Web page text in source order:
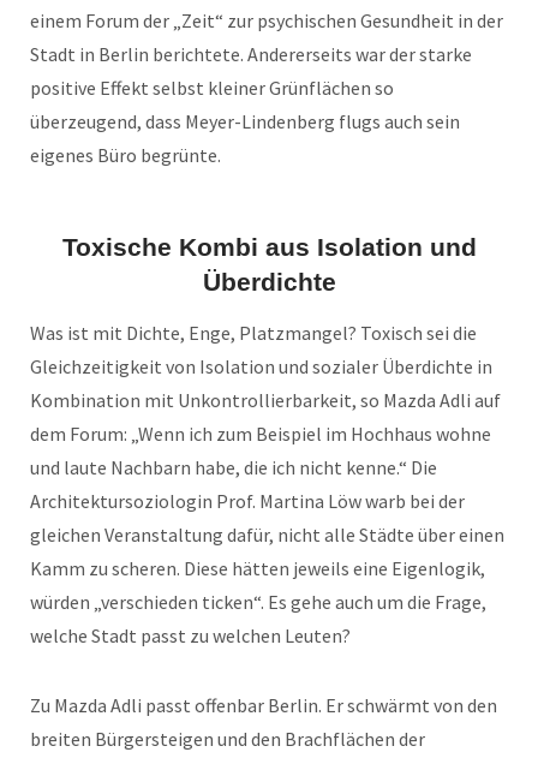
einem Forum der „Zeit“ zur psychischen Gesundheit in der
Stadt in Berlin berichtete. Andererseits war der starke
positive Effekt selbst kleiner Grünflächen so
überzeugend, dass Meyer-Lindenberg flugs auch sein
eigenes Büro begrünte.
Toxische Kombi aus Isolation und
Überdichte
Was ist mit Dichte, Enge, Platzmangel? Toxisch sei die
Gleichzeitigkeit von Isolation und sozialer Überdichte in
Kombination mit Unkontrollierbarkeit, so Mazda Adli auf
dem Forum: „Wenn ich zum Beispiel im Hochhaus wohne
und laute Nachbarn habe, die ich nicht kenne.“ Die
Architektursoziologin Prof. Martina Löw warb bei der
gleichen Veranstaltung dafür, nicht alle Städte über einen
Kamm zu scheren. Diese hätten jeweils eine Eigenlogik,
würden „verschieden ticken“. Es gehe auch um die Frage,
welche Stadt passt zu welchen Leuten?
Zu Mazda Adli passt offenbar Berlin. Er schwärmt von den
breiten Bürgersteigen und den Brachflächen der